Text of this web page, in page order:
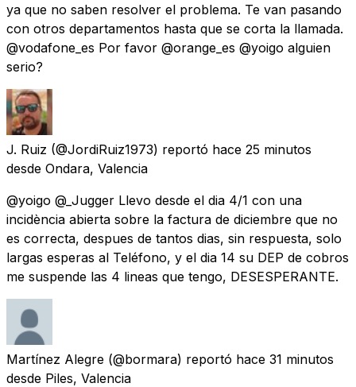
ya que no saben resolver el problema. Te van pasando
con otros departamentos hasta que se corta la llamada.
@vodafone_es Por favor @orange_es @yoigo alguien
serio?
J. Ruiz (@JordiRuiz1973) reportó hace 25 minutos
desde Ondara, Valencia
@yoigo @_Jugger Llevo desde el dia 4/1 con una
incidència abierta sobre la factura de diciembre que no
es correcta, despues de tantos dias, sin respuesta, solo
largas esperas al Teléfono, y el dia 14 su DEP de cobros
me suspende las 4 lineas que tengo, DESESPERANTE.
Martínez Alegre (@bormara) reportó hace 31 minutos
desde Piles, Valencia